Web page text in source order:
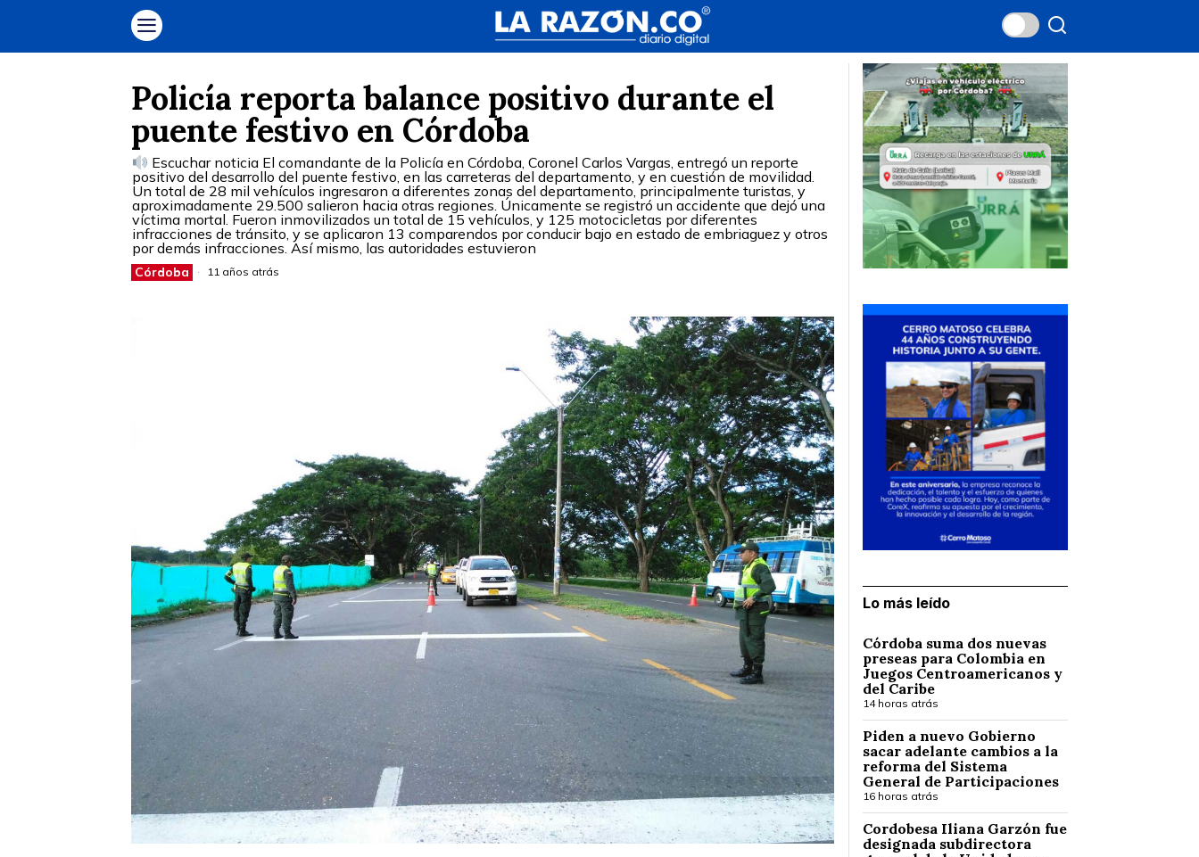
Policía reporta balance positivo durante el
puente festivo en Córdoba
Escuchar noticia El comandante de la Policía en Córdoba, Coronel Carlos Vargas, entregó un reporte
positivo del desarrollo del puente festivo, en las carreteras del departamento, y en cuestión de movilidad.
Un total de 28 mil vehículos ingresaron a diferentes zonas del departamento, principalmente turistas, y
aproximadamente 29.500 salieron hacia otras regiones. Únicamente se registró un accidente que dejó una
víctima mortal. Fueron inmovilizados un total de 15 vehículos, y 125 motocicletas por diferentes
infracciones de tránsito, y se aplicaron 13 comparendos por conducir bajo en estado de embriaguez y otros
por demás infracciones. Así mismo, las autoridades estuvieron
Córdoba 11 años atrás
Lo más leído
Córdoba suma dos nuevas
preseas para Colombia en
Juegos Centroamericanos y
del Caribe
14 horas atrás
Piden a nuevo Gobierno
sacar adelante cambios a la
reforma del Sistema
General de Participaciones
16 horas atrás
Cordobesa Iliana Garzón fue
designada subdirectora